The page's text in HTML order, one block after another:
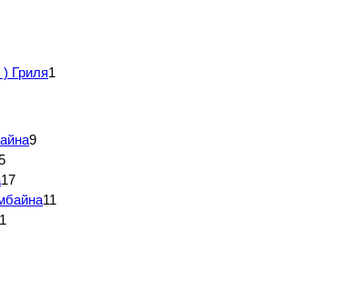
Гриля1
9
17
11